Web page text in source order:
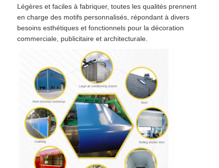
Légères et faciles à fabriquer, toutes les qualités prennent
en charge des motifs personnalisés, répondant à divers
besoins esthétiques et fonctionnels pour la décoration
commerciale, publicitaire et architecturale.